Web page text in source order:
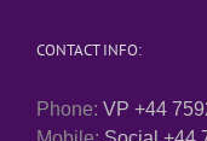
CONTACT INFO:
Phone: VP +44